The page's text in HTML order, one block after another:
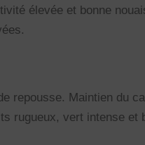
élevée et bonne
repousse. Maintien du
rugueux, vert intense et